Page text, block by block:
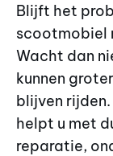
Blijft het
scootmobiel
Wacht dan
kunnen
blijven
helpt u met
reparatie,